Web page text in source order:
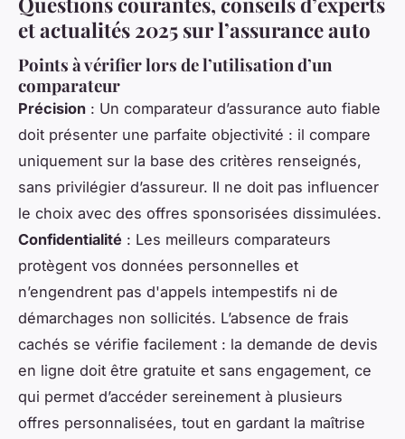
et actualités 2025 sur l’assurance auto
Points à vérifier lors de l’utilisation d’un
comparateur
Précision : Un comparateur d’assurance auto fiable
doit présenter une parfaite objectivité : il compare
uniquement sur la base des critères renseignés,
sans privilégier d’assureur. Il ne doit pas influencer
le choix avec des offres sponsorisées dissimulées.
Confidentialité : Les meilleurs comparateurs
protègent vos données personnelles et
n’engendrent pas d'appels intempestifs ni de
démarchages non sollicités. L’absence de frais
cachés se vérifie facilement : la demande de devis
en ligne doit être gratuite et sans engagement, ce
qui permet d’accéder sereinement à plusieurs
offres personnalisées, tout en gardant la maîtrise